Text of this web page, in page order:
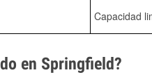
Capacidad
en Springfield?